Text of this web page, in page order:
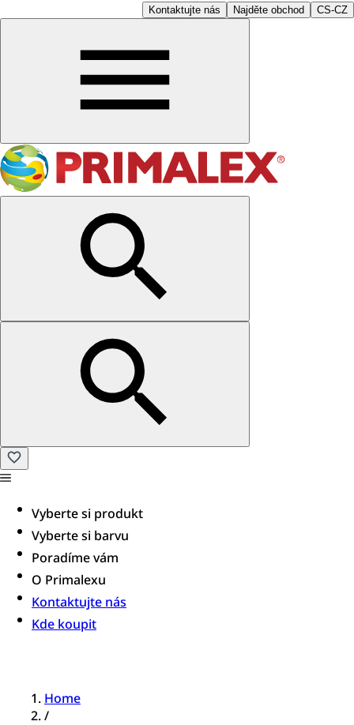
Kontaktujte nás Najděte obchod CS-CZ
Vyberte si produkt
Vyberte si barvu
Poradíme vám​
O Primalexu
Kontaktujte nás
Kde koupit
Home
/